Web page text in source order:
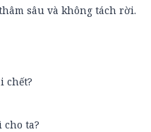
sâu và không tách rời.
chết?
cho ta?